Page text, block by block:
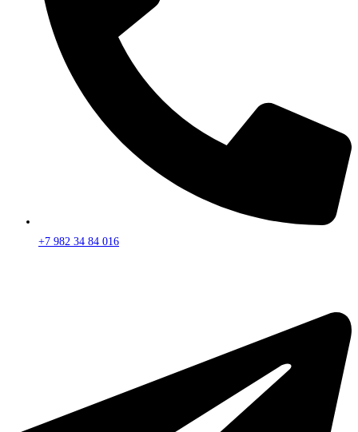
+7 982 34 84 016